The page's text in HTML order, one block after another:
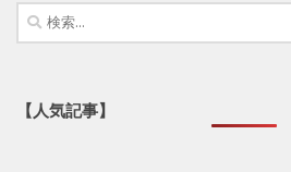
検
索:
【人気記事】